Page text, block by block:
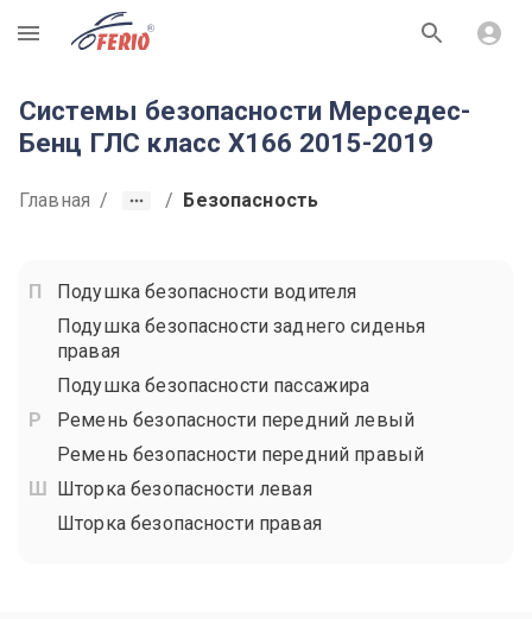
R
Системы безопасности Мерседес-
Бенц ГЛС класс X166 2015-2019
Главная / / Безопасность
Подушка безопасности водителя
Подушка безопасности заднего сиденья
правая
Подушка безопасности пассажира
Ремень безопасности передний левый
Ремень безопасности передний правый
Шторка безопасности левая
Шторка безопасности правая